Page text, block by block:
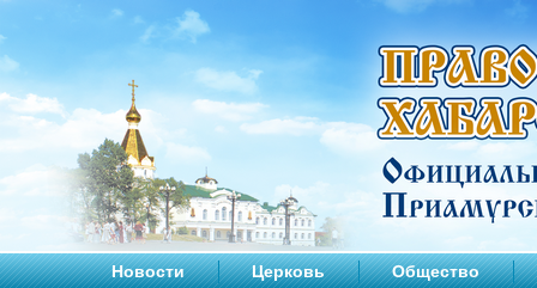
Новости Церковь Общество